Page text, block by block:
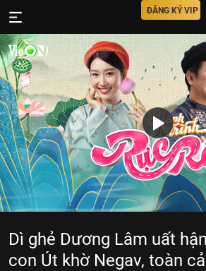
ĐĂNG KÝ VIP
Dì ghẻ Dương Lâm uất
con Út khờ Negav, toàn